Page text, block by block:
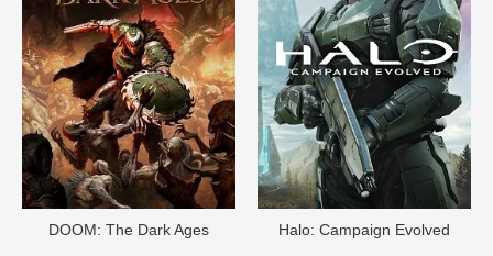
DOОM: The Dark Ages Halo: Campaign Evolved